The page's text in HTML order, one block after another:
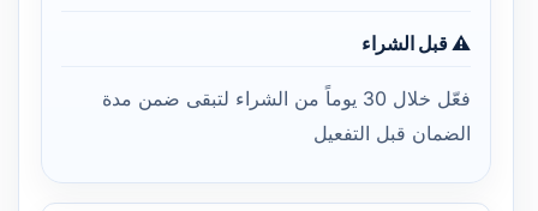
⚠️ قبل الشراء
فعّل خلال 30 يوماً من الشراء لتبقى ضمن مدة
الضمان قبل التفعيل